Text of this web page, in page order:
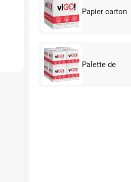
Papier carton
Palette de